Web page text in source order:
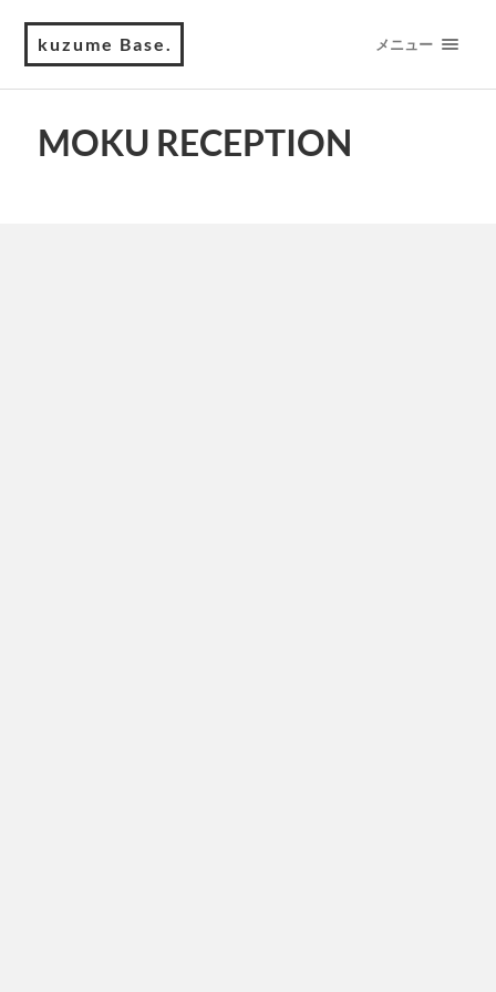
kuzume Base. メニュー
MOKU RECEPTION